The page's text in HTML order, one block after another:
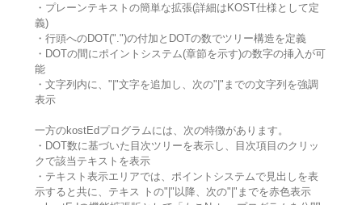
・プレーンテキストの簡単な拡張(詳細はKOST仕様として定
義)
・行頭へのDOT(".")の付加とDOTの数でツリー構造を定義
・DOTの間にポイントシステム(章節を示す)の数字の挿入が可
能
・文字列内に、"|"文字を追加し、次の"|"までの文字列を強調
表示
一方のkostEdプログラムには、次の特徴があります。
・DOT数に基づいた目次ツリーを表示し、目次項目のクリッ
クで該当テキストを表示
・テキスト表示エリアでは、ポイントシステムで見出しを表
示すると共に、テキス トの"|"以降、次の"|"までを赤色表示